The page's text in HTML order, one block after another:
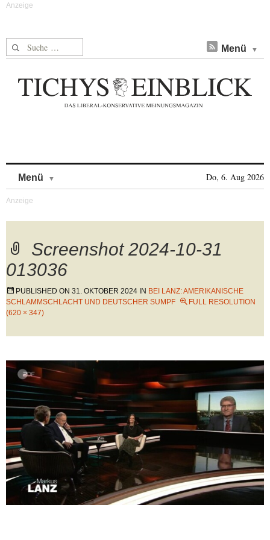
Suche nach: Menü
Menü Do, 6. Aug 2026
Screenshot 2024-10-31
013036
PUBLISHED ON 31. OKTOBER 2024 IN BEI LANZ: AMERIKANISCHE
SCHLAMMSCHLACHT UND DEUTSCHER SUMPF
FULL RESOLUTION
(620 × 347)